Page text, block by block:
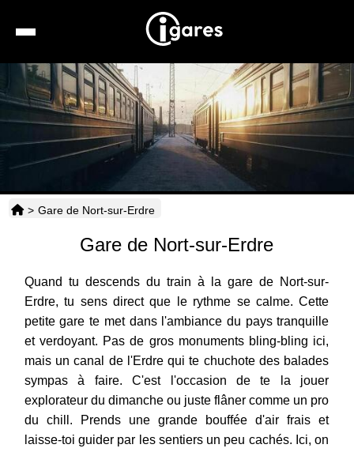
Recherche
Location de voiture
Hôtels
Taxis
> Gare de Nort-sur-Erdre
Gare de Nort-sur-Erdre
Quand tu descends du train à la gare de Nort-sur-
Erdre, tu sens direct que le rythme se calme. Cette
petite gare te met dans l'ambiance du pays tranquille
et verdoyant. Pas de gros monuments bling-bling ici,
mais un canal de l'Erdre qui te chuchote des balades
sympas à faire. C'est l'occasion de te la jouer
explorateur du dimanche ou juste flâner comme un pro
du chill. Prends une grande bouffée d'air frais et
laisse-toi guider par les sentiers un peu cachés. Ici, on